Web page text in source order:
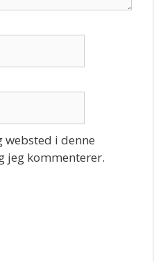
websted i denne
jeg kommenterer.